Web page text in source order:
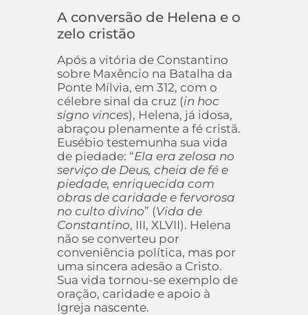
A conversão de Helena e o
zelo cristão
Após a vitória de Constantino
sobre Maxêncio na Batalha da
Ponte Mílvia, em 312, com o
célebre sinal da cruz (in hoc
signo vinces), Helena, já idosa,
abraçou plenamente a fé cristã.
Eusébio testemunha sua vida
de piedade: “Ela era zelosa no
serviço de Deus, cheia de fé e
piedade, enriquecida com
obras de caridade e fervorosa
no culto divino” (Vida de
Constantino, III, XLVII). Helena
não se converteu por
conveniência política, mas por
uma sincera adesão a Cristo.
Sua vida tornou-se exemplo de
oração, caridade e apoio à
Igreja nascente.